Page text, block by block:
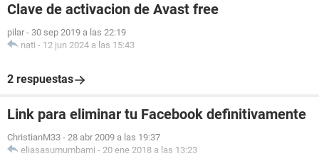
Clave de activacion de Avast free
pilar - 30 sep 2019 a las 22:19
nati - 12 jun 2024 a las 15:43
2 respuestas
Link para eliminar tu Facebook definitivamente
ChristianM33 - 28 abr 2009 a las 19:37
eliasasumumbami - 20 ene 2018 a las 13:23